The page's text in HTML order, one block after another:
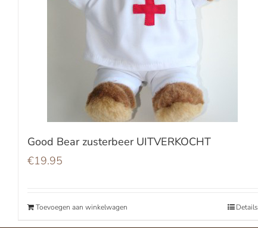
Good Bear zusterbeer UITVERKOCHT
€19.95
Toevoegen aan winkelwagen Details